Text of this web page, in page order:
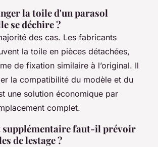
la toile d'un parasol
se déchire ?
des cas. Les fabricants
la toile en pièces détachées,
de fixation similaire à l’original. Il
la compatibilité du modèle et du
une solution économique par
complet.
supplémentaire faut-il prévoir
de lestage ?